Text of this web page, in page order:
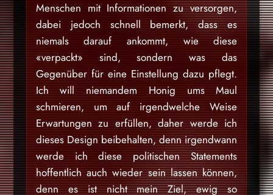
Menschen mit Informationen zu versorgen,
dabei jedoch schnell bemerkt, dass es
niemals darauf ankommt, wie diese
«verpackt» sind, sondern was das
Gegenüber für eine Einstellung dazu pflegt.
Ich will niemandem Honig ums Maul
schmieren, um auf irgendwelche Weise
Erwartungen zu erfüllen, daher werde ich
dieses Design beibehalten, denn irgendwann
werde ich diese politischen Statements
hoffentlich auch wieder sein lassen können,
denn es ist nicht mein Ziel, ewig so